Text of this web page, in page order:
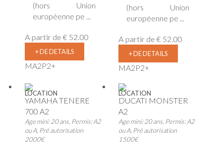
(hors Union
européenne pe ...
A partir de€ 52.00
+ DE DETAILS
MA2P2+
(hors Union
européenne pe ...
A partir de€ 52.00
+ DE DETAILS
MA2P2+
LOCATION
YAMAHA TENERE
700 A2
Age mini: 20 ans, Permis: A2
ou A, Pré autorisation
2000€
LOCATION
DUCATI MONSTER
A2
Age mini: 20 ans, Permis: A2
ou A, Pré autorisation
1500€